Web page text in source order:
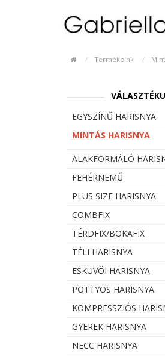
Termékeink
EGYSZÍNŰ HARISNYA
MINTÁS HARISNYA
ALAKFORMÁLÓ
FEHÉRNEMŰ
PLUS SIZE HARISNYA
COMBFIX
TÉRDFIX/BOKAFIX
TÉLI HARISNYA
ESKÜVŐI HARISNYA
PÖTTYÖS HARISNYA
KOMPRESSZIÓS
GYEREK HARISNYA
NECC HARISNYA